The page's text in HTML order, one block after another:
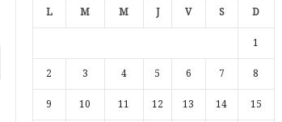
L M M J V S D
1
2 3 4 5 6 7 8
9 10 11 12 13 14 15